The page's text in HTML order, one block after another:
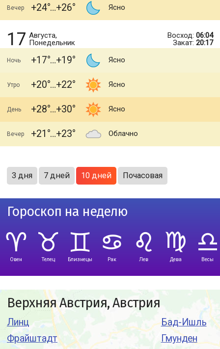
Вечер +24 +26 Ясно
17 Августа,
Понедельник
Восход: 06:04
Закат: 20:17
Ночь +17 +19 Ясно
Утро +20 +22 Ясно
День +28 +30 Ясно
Вечер +21 +23 Облачно
3 дня 7 дней 10 дней Почасовая
Гороскоп на неделю
Овен Телец Близнецы Рак Лев Дева Весы
Верхняя Австрия, Австрия
Линц
Фрайштадт
Бад-Ишль
Гмунден